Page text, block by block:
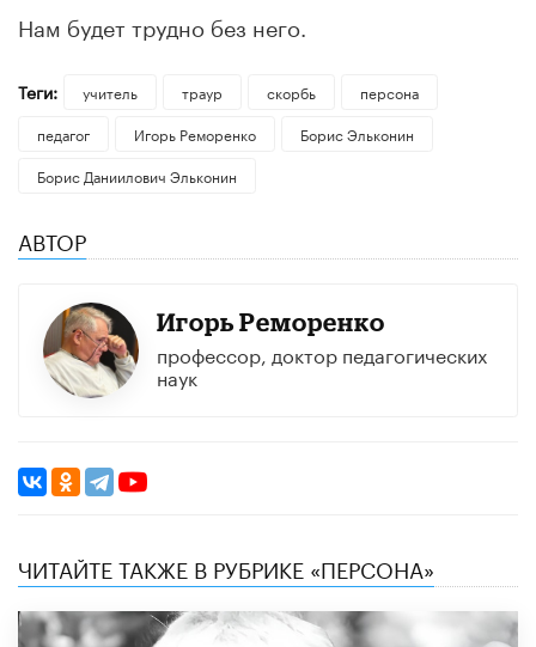
Нам будет трудно без него.
Теги: учитель траур скорбь
персона
педагог
Игорь Реморенко
Борис Эльконин
Борис Даниилович Эльконин
АВТОР
Игорь Реморенко
профессор, доктор педагогических
наук
ЧИТАЙТЕ ТАКЖЕ В РУБРИКЕ «ПЕРСОНА»